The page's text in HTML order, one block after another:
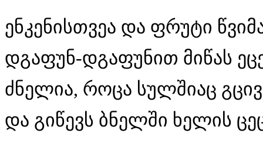
ენკენისთვეა და ფრუტი
დგაფუნ-დგაფუნით მიწას
ძნელია, როცა სულშიაც
და გიწევს ბნელში ხელის